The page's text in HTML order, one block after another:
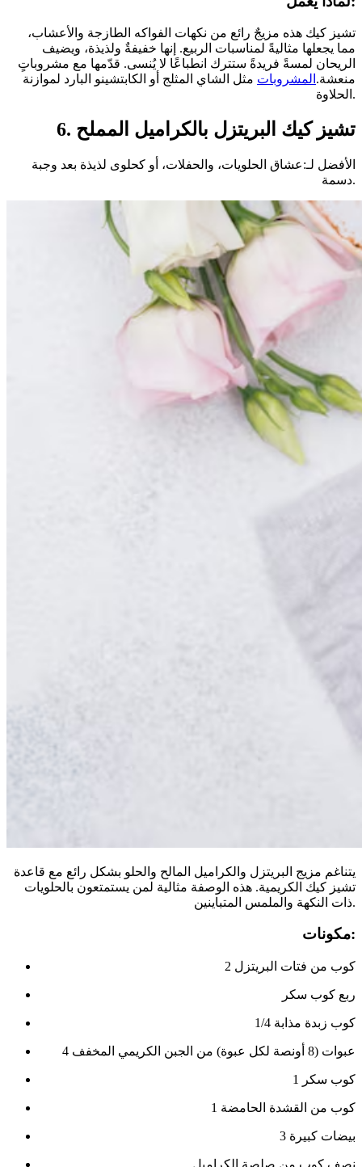
تشيز كيك هذه مزيجٌ رائع من نكهات الفواكه الطازجة والأعشاب،
مما يجعلها مثاليةً لمناسبات الربيع. إنها خفيفةٌ ولذيذة، ويضيف
الريحان لمسةً فريدةً ستترك انطباعًا لا يُنسى. قدّمها مع مشروباتٍ
منعشة. المشروبات مثل الشاي المثلج أو الكابتشينو البارد لموازنة
الحلاوة.
6. تشيز كيك البريتزل بالكراميل المملح
الأفضل لـ:عشاق الحلويات، والحفلات، أو كحلوى لذيذة بعد وجبة
دسمة.
يتناغم مزيج البريتزل والكراميل المالح والحلو بشكل رائع مع قاعدة
تشيز كيك الكريمية. هذه الوصفة مثالية لمن يستمتعون بالحلويات
ذات النكهة والملمس المتباينين.
مكونات:
2 كوب من فتات البريتزل
ربع كوب سكر
1/4 كوب زبدة مذابة
4 عبوات (8 أونصة لكل عبوة) من الجبن الكريمي المخفف
1 كوب سكر
1 كوب من القشدة الحامضة
3 بيضات كبيرة
نصف كوب من صلصة الكراميل